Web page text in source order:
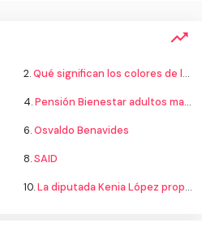
2.Qué significan los colores de la bandera
4.Pensión Bienestar adultos mayores
6.Osvaldo Benavides
8.SAID
10.La diputada Kenia López propone cambiar el nombre del país a México